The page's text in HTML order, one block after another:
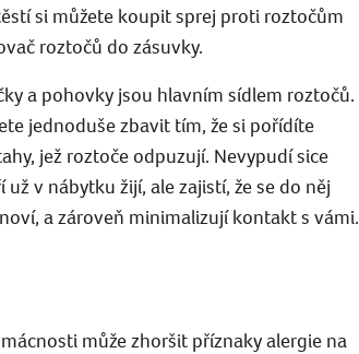
si můžete koupit sprej proti roztočům
roztočů do zásuvky.
a pohovky jsou hlavním sídlem roztočů.
jednoduše zbavit tím, že si pořídíte
jež roztoče odpuzují. Nevypudí sice
už v nábytku žijí, ale zajistí, že se do něj
a zároveň minimalizují kontakt s vámi.
může zhoršit příznaky alergie na